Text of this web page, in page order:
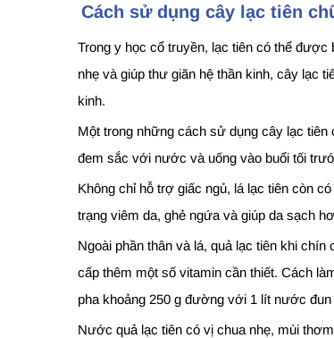
Cách sử dụng cây lạc tiên
Trong y học cổ truyền, lạc tiên có thể
nhẹ và giúp thư giãn hệ thần kinh, cây lạc
kinh.
Một trong những cách sử dụng cây lạc
đem sắc với nước và uống vào buổi tối
Không chỉ hỗ trợ giấc ngủ, lá lạc tiên còn
trạng viêm da, ghẻ ngứa và giúp da sạch
Ngoài phần thân và lá, quả lạc tiên khi
cấp thêm một số vitamin cần thiết. Cách
pha khoảng 250 g đường với 1 lít nước
Nước quả lạc tiên có vị chua nhẹ, mùi